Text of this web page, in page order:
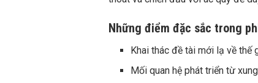
Những điểm đặc sắc trong
Khai thác đề tài mới lạ về thế
Mối quan hệ phát triển từ